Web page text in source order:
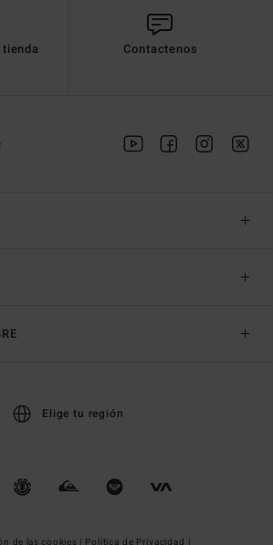
Contactenos
Elige tu región
de las cookies | Política de Privacidad |